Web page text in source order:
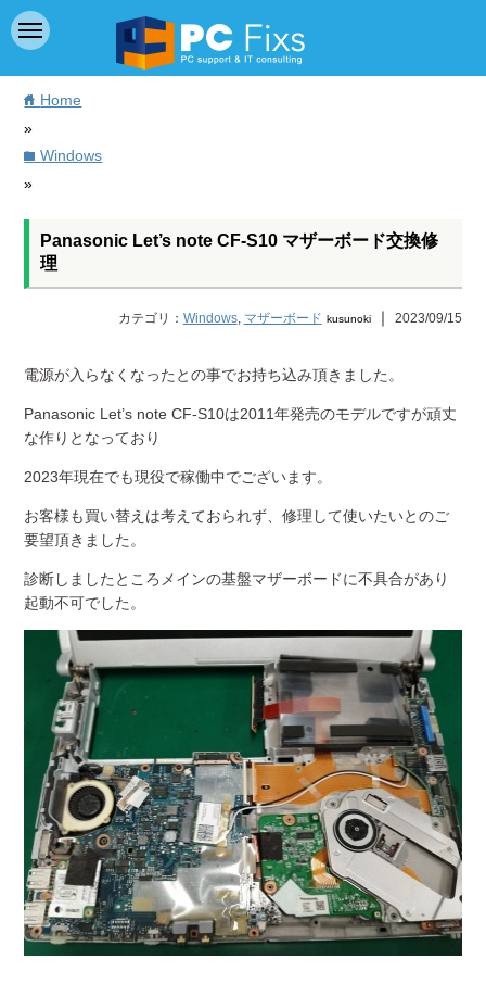
home Home
»
folderWindows
»
Panasonic Let’s note CF-S10 マザーボード交換修
理
カテゴリ： Windows, マザーボード kusunoki｜ 2023/09/15
電源が入らなくなったとの事でお持ち込み頂きました。
Panasonic Let’s note CF-S10は2011年発売のモデルですが頑丈
な作りとなっており
2023年現在でも現役で稼働中でございます。
お客様も買い替えは考えておられず、修理して使いたいとのご
要望頂きました。
診断しましたところメインの基盤マザーボードに不具合があり
起動不可でした。